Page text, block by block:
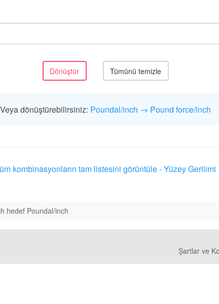
Veya dönüştürebilirsiniz: Poundal/inch → Pound force/inch
kombinasyonların tam listesini görüntüle - Yüzey Gerilimi
hedef Poundal/inch
Şartlar ve